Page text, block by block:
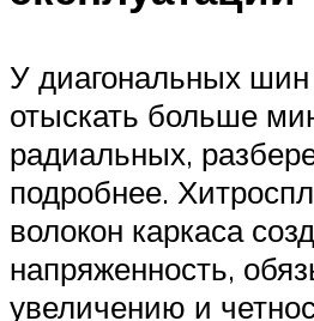
У диагональных
отыскать больше
радиальных,
подробнее.
волокон каркаса
напряженность,
увеличению и